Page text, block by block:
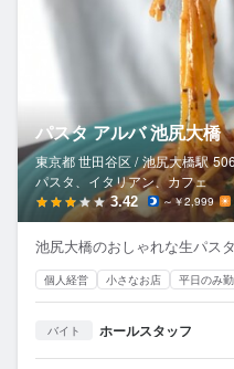
パスタ アルバ 池尻大橋
東京都 世田谷区 / 池尻大橋駅
パスタ、イタリアン、カフェ
3.42 ～￥2,999
池尻大橋のおしゃれな生パス
個人経営 小さなお店 平日のみ
バイト ホールスタッフ